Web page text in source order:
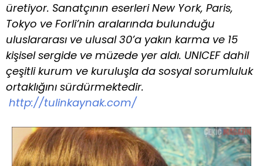
üretiyor. Sanatçının eserleri New York, Paris,
Tokyo ve Forli’nin aralarında bulunduğu
uluslararası ve ulusal 30’a yakın karma ve 15
kişisel sergide ve müzede yer aldı. UNICEF dahil
çeşitli kurum ve kuruluşla da sosyal sorumluluk
ortaklığını sürdürmektedir.
http://tulinkaynak.com/